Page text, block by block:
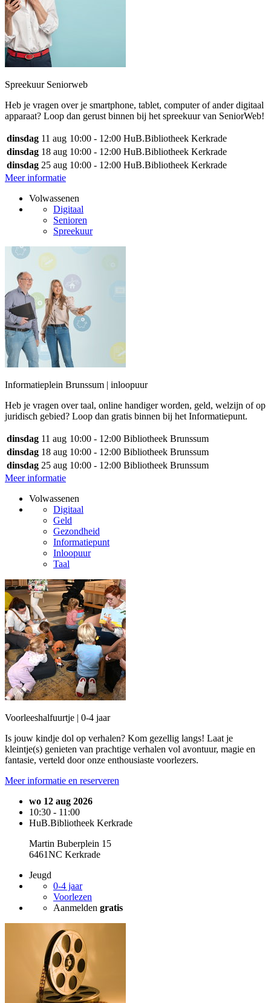
Spreekuur Seniorweb
Heb je vragen over je smartphone, tablet, computer of ander digitaal
apparaat? Loop dan gerust binnen bij het spreekuur van SeniorWeb!
dinsdag 11 aug 10:00 - 12:00 HuB.Bibliotheek Kerkrade
dinsdag 18 aug 10:00 - 12:00 HuB.Bibliotheek Kerkrade
dinsdag 25 aug 10:00 - 12:00 HuB.Bibliotheek Kerkrade
Meer informatie
Volwassenen
Digitaal
Senioren
Spreekuur
Informatieplein Brunssum | inloopuur
Heb je vragen over taal, online handiger worden, geld, welzijn of op
juridisch gebied? Loop dan gratis binnen bij het Informatiepunt.
dinsdag 11 aug 10:00 - 12:00 Bibliotheek Brunssum
dinsdag 18 aug 10:00 - 12:00 Bibliotheek Brunssum
dinsdag 25 aug 10:00 - 12:00 Bibliotheek Brunssum
Meer informatie
Volwassenen
Digitaal
Geld
Gezondheid
Informatiepunt
Inloopuur
Taal
Voorleeshalfuurtje | 0-4 jaar
Is jouw kindje dol op verhalen? Kom gezellig langs! Laat je
kleintje(s) genieten van prachtige verhalen vol avontuur, magie en
fantasie, verteld door onze enthousiaste voorlezers.
Meer informatie en reserveren
wo 12 aug 2026
10:30 - 11:00
HuB.Bibliotheek Kerkrade
Martin Buberplein 15
6461NC Kerkrade
Jeugd
0-4 jaar
Voorlezen
Aanmelden gratis